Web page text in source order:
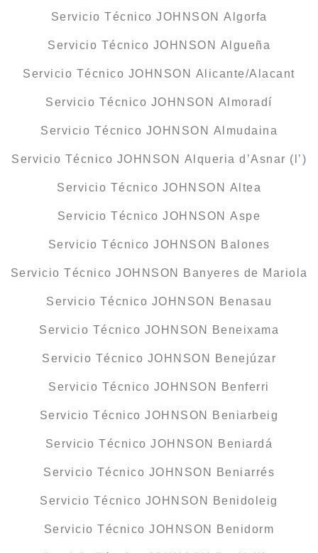
Servicio Técnico JOHNSON Algorfa
Servicio Técnico JOHNSON Algueña
Servicio Técnico JOHNSON Alicante/Alacant
Servicio Técnico JOHNSON Almoradí
Servicio Técnico JOHNSON Almudaina
Servicio Técnico JOHNSON Alqueria d’Asnar (l’)
Servicio Técnico JOHNSON Altea
Servicio Técnico JOHNSON Aspe
Servicio Técnico JOHNSON Balones
Servicio Técnico JOHNSON Banyeres de Mariola
Servicio Técnico JOHNSON Benasau
Servicio Técnico JOHNSON Beneixama
Servicio Técnico JOHNSON Benejúzar
Servicio Técnico JOHNSON Benferri
Servicio Técnico JOHNSON Beniarbeig
Servicio Técnico JOHNSON Beniardá
Servicio Técnico JOHNSON Beniarrés
Servicio Técnico JOHNSON Benidoleig
Servicio Técnico JOHNSON Benidorm